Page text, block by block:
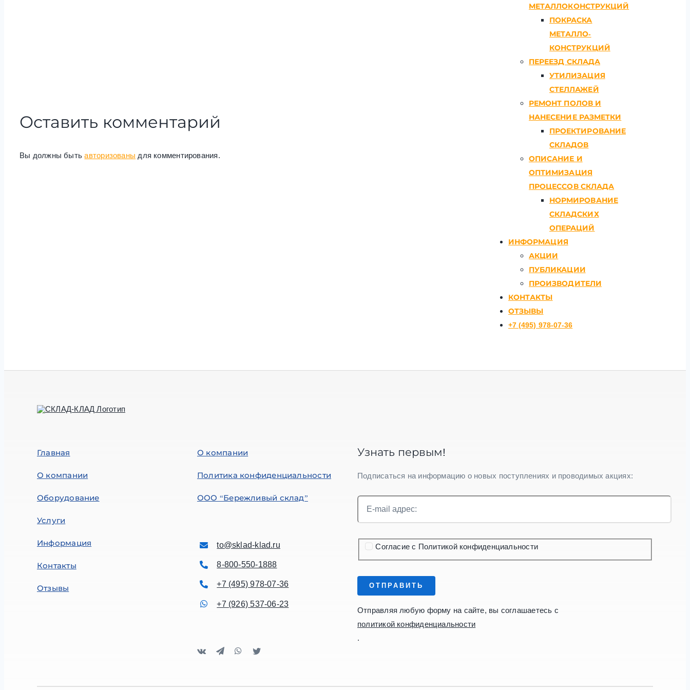
Оставить комментарий
Вы должны бытьавторизованы для комментирования.
МЕТАЛЛОКОНСТРУКЦИЙ
ПОКРАСКА
МЕТАЛЛО-
КОНСТРУКЦИЙ
ПЕРЕЕЗД СКЛАДА
УТИЛИЗАЦИЯ
СТЕЛЛАЖЕЙ
РЕМОНТ ПОЛОВ И
НАНЕСЕНИЕ РАЗМЕТКИ
ПРОЕКТИРОВАНИЕ
СКЛАДОВ
ОПИСАНИЕ И
ОПТИМИЗАЦИЯ
ПРОЦЕССОВ СКЛАДА
НОРМИРОВАНИЕ
СКЛАДСКИХ
ОПЕРАЦИЙ
ИНФОРМАЦИЯ
АКЦИИ
ПУБЛИКАЦИИ
ПРОИЗВОДИТЕЛИ
КОНТАКТЫ
ОТЗЫВЫ
+7 (495) 978-07-36
Главная
О компании
Оборудование
Услуги
Информация
Контакты
Отзывы
О компании
Политика конфиденциальности
ООО “Бережливый склад”
to@sklad-klad.ru
8-800-550-1888
+7 (495) 978-07-36
+7 (926) 537-06-23
Узнать первым!
Подписаться на информацию о новых поступлениях и проводимых акциях:
Согласие с Политикой конфиденциальности
ОТПРАВИТЬ
Отправляя любую форму на сайте, вы соглашаетесь с
политикой конфиденциальности
.